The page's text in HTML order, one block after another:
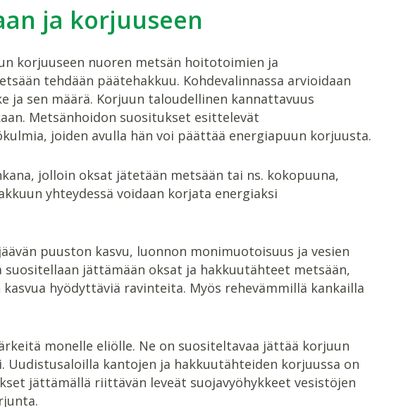
ja korjuuseen
korjuuseen nuoren metsän hoitotoimien ja
tehdään päätehakkuu. Kohdevalinnassa arvioidaan
ja sen määrä. Korjuun taloudellinen kannattavuus
Metsänhoidon suositukset esittelevät
joiden avulla hän voi päättää energiapuun korjuusta.
jolloin oksat jätetään metsään tai ns. kokopuuna,
yhteydessä voidaan korjata energiaksi
puuston kasvu, luonnon monimuotoisuus ja vesien
jättämään oksat ja hakkuutähteet metsään,
hyödyttäviä ravinteita. Myös rehevämmillä kankailla
monelle eliölle. Ne on suositeltavaa jättää korjuun
kantojen ja hakkuutähteiden korjuussa on
jättämällä riittävän leveät suojavyöhykkeet vesistöjen